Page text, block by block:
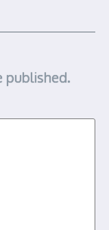
published.